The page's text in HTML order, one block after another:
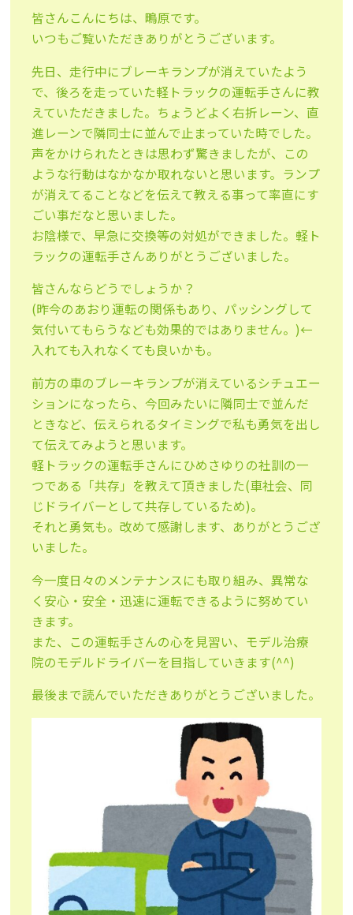
皆さんこんにちは、鴫原です。
いつもご覧いただきありがとうございます。
先日、走行中にブレーキランプが消えていたよう
で、後ろを走っていた軽トラックの運転手さんに教
えていただきました。ちょうどよく右折レーン、直
進レーンで隣同士に並んで止まっていた時でした。
声をかけられたときは思わず驚きましたが、この
ような行動はなかなか取れないと思います。ランプ
が消えてることなどを伝えて教える事って率直にす
ごい事だなと思いました。
お陰様で、早急に交換等の対処ができました。軽ト
ラックの運転手さんありがとうございました。
皆さんならどうでしょうか？
(昨今のあおり運転の関係もあり、パッシングして
気付いてもらうなども効果的ではありません。)←
入れても入れなくても良いかも。
前方の車のブレーキランプが消えているシチュエー
ションになったら、今回みたいに隣同士で並んだ
ときなど、伝えられるタイミングで私も勇気を出し
て伝えてみようと思います。
軽トラックの運転手さんにひめさゆりの社訓の一
つである「共存」を教えて頂きました(車社会、同
じドライバーとして共存しているため)。
それと勇気も。改めて感謝します、ありがとうござ
いました。
今一度日々のメンテナンスにも取り組み、異常な
く安心・安全・迅速に運転できるように努めてい
きます。
また、この運転手さんの心を見習い、モデル治療
院のモデルドライバーを目指していきます(^^)
最後まで読んでいただきありがとうございました。